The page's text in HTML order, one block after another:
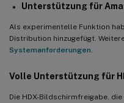
Unterstützung für
Als experimentelle Funktion
Distribution hinzugefügt.
Systemanforderungen
Volle Unterstützung für
Die HDX-Bildschirmfreigabe,